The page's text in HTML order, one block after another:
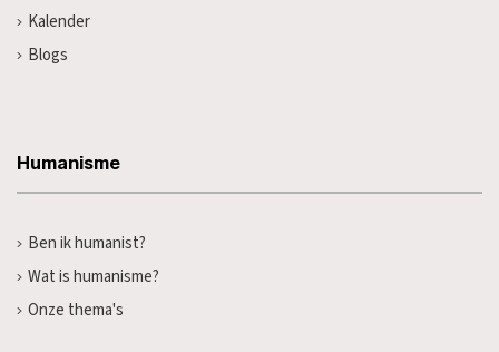
Kalender
Blogs
Humanisme
Ben ik humanist?
Wat is humanisme?
Onze thema's